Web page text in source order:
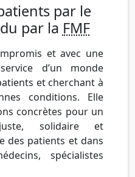
par le
par la FMF
et avec une
d’un monde
et cherchant à
conditions. Elle
concrètes pour un
solidaire et
des patients et dans
spécialistes